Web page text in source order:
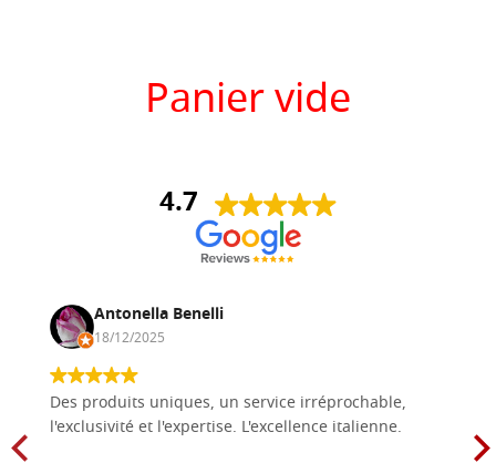
Panier vide
4.7
Antonella Benelli
18/12/2025
Des produits uniques, un service irréprochable,
l'exclusivité et l'expertise. L'excellence italienne.